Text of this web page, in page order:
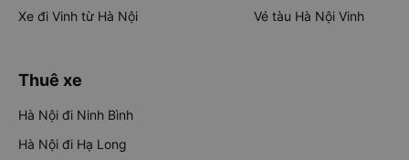
Xe đi Vinh từ Hà Nội
Vé tàu Hà Nội Vinh
Thuê xe
Hà Nội đi Ninh Bình
Hà Nội đi Hạ Long